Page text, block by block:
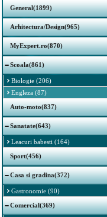
General(1899)
Arhitectura/Design(965)
MyExpert.ro(870)
Scoala(861)
Biologie (206)
Engleza (87)
Auto-moto(837)
Sanatate(643)
Leacuri babesti (164)
Sport(456)
Casa si gradina(372)
Gastronomie (90)
Comercial(369)